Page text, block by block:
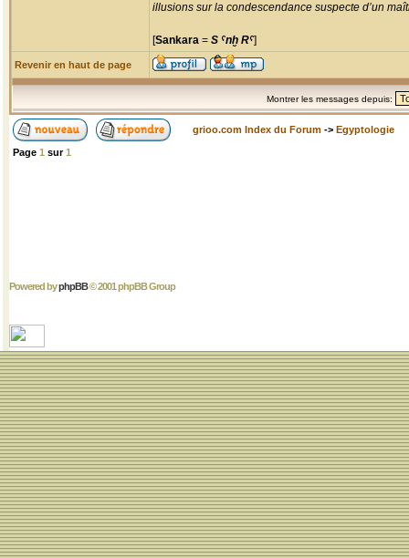
illusions sur la condescendance suspecte d’un
[Sankara = S ˁnḫ Rˁ]
Revenir en haut de page
Montrer les messages depuis:
grioo.com Index du Forum -> Egyptologie
Page 1 sur1
Powered byphpBB© 2001 phpBB Group